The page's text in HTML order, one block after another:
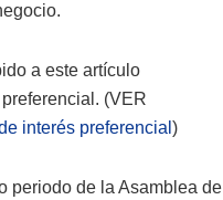
a este artículo
(VER
interés preferencial )
periodo de la Asamblea de